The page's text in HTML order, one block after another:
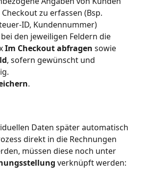
zu erfassen (Bsp.
ID, Kundennummer)
den jeweiligen Feldern die
Im Checkout abfragen sowie
, sofern gewünscht und
.
Daten später automatisch
direkt in die Rechnungen
müssen diese noch unter
verknüpft werden: